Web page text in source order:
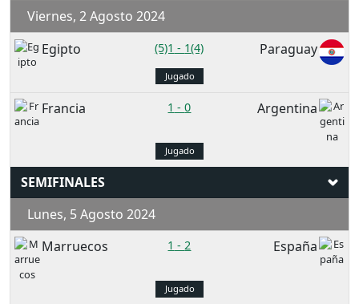
Viernes, 2 Agosto 2024
Egipto
(5)1 - 1(4) Paraguay
Jugado
Francia 1 -0 Argentina
Jugado
SEMIFINALES
Lunes, 5 Agosto 2024
Marruecos
1 -2 España
Jugado